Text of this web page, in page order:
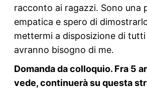
racconto ai ragazzi. Sono una
empatica e spero di
mettermi a disposizione di
avranno bisogno di me.
Domanda da colloquio. Fra 5
vede, continuerà su questa